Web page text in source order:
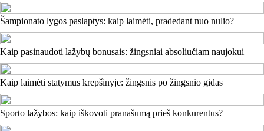
Šampionato lygos paslaptys: kaip laimėti, pradedant nuo nulio?
Kaip pasinaudoti lažybų bonusais: žingsniai absoliučiam naujokui
Kaip laimėti statymus krepšinyje: žingsnis po žingsnio gidas
Sporto lažybos: kaip iškovoti pranašumą prieš konkurentus?